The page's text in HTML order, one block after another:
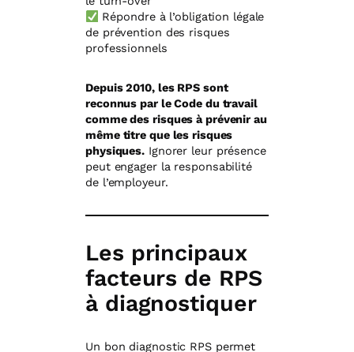
Répondre à l’obligation légale
de prévention des risques
professionnels
Depuis 2010, les RPS sont
reconnus par le Code du travail
comme des risques à prévenir au
même titre que les risques
physiques. Ignorer leur présence
peut engager la responsabilité
de l’employeur.
Les principaux
facteurs de RPS
à diagnostiquer
Un bon diagnostic RPS permet